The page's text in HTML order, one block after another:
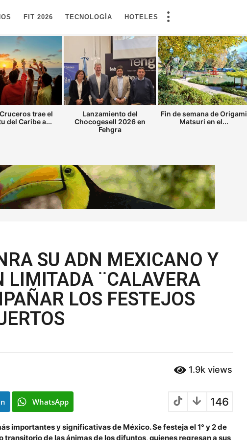
FIT 2026 TECNOLOGÍA HOTELES
trae el
del Caribe a...
Lanzamiento del
Chocogesell 2026 en
Fehgra
Fin de semana de Origami
Matsuri en el...
SU ADN MEXICANO Y
LIMITADA ¨CALAVERA
LOS FESTEJOS
1.9k views
WhatsApp 146
importantes y significativas de México. Se festeja el 1° y 2 de
de las ánimas de los difuntos, quienes regresan a sus